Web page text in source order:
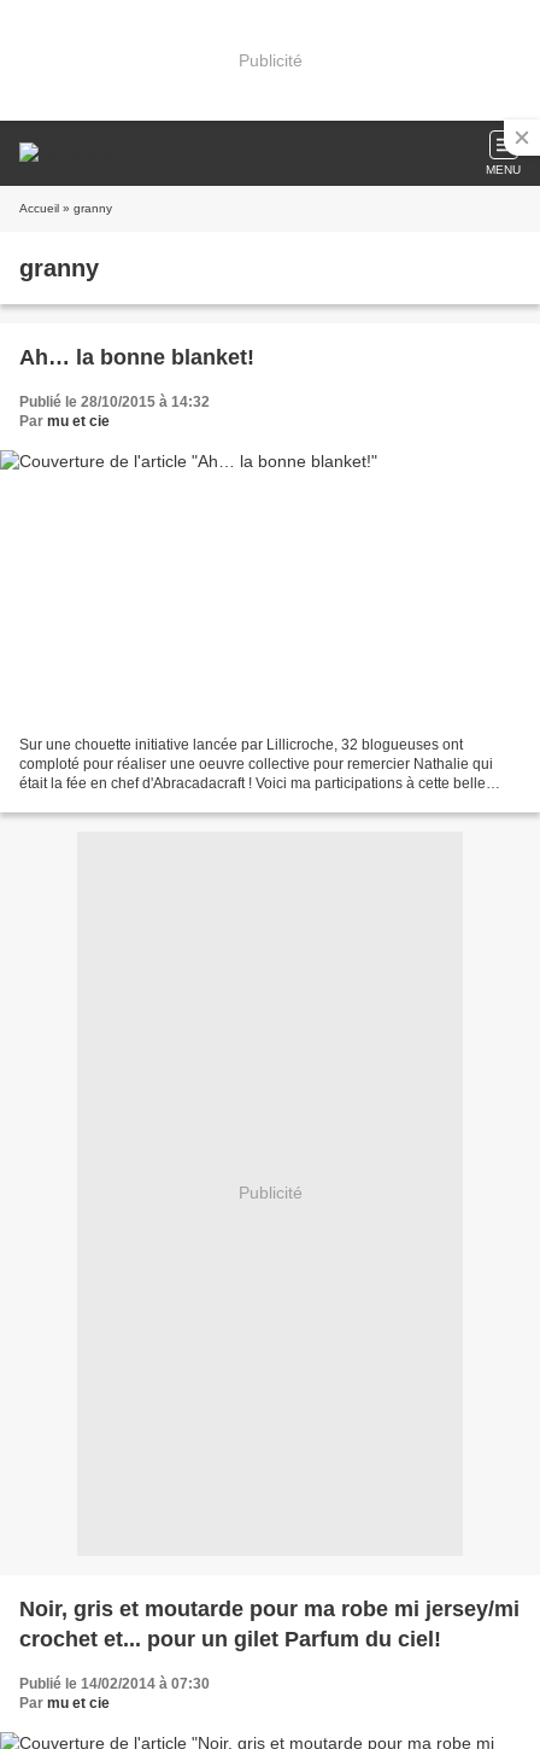
Publicité
MENU
Accueil » granny
granny
Ah… la bonne blanket!
Publié le 28/10/2015 à 14:32
Par mu et cie
Sur une chouette initiative lancée par Lillicroche, 32 blogueuses ont
comploté pour réaliser une oeuvre collective pour remercier Nathalie qui
était la fée en chef d'Abracadacraft ! Voici ma participations à cette belle
Publicité
Noir, gris et moutarde pour ma robe mi jersey/mi
crochet et... pour un gilet Parfum du ciel!
Publié le 14/02/2014 à 07:30
Par mu et cie